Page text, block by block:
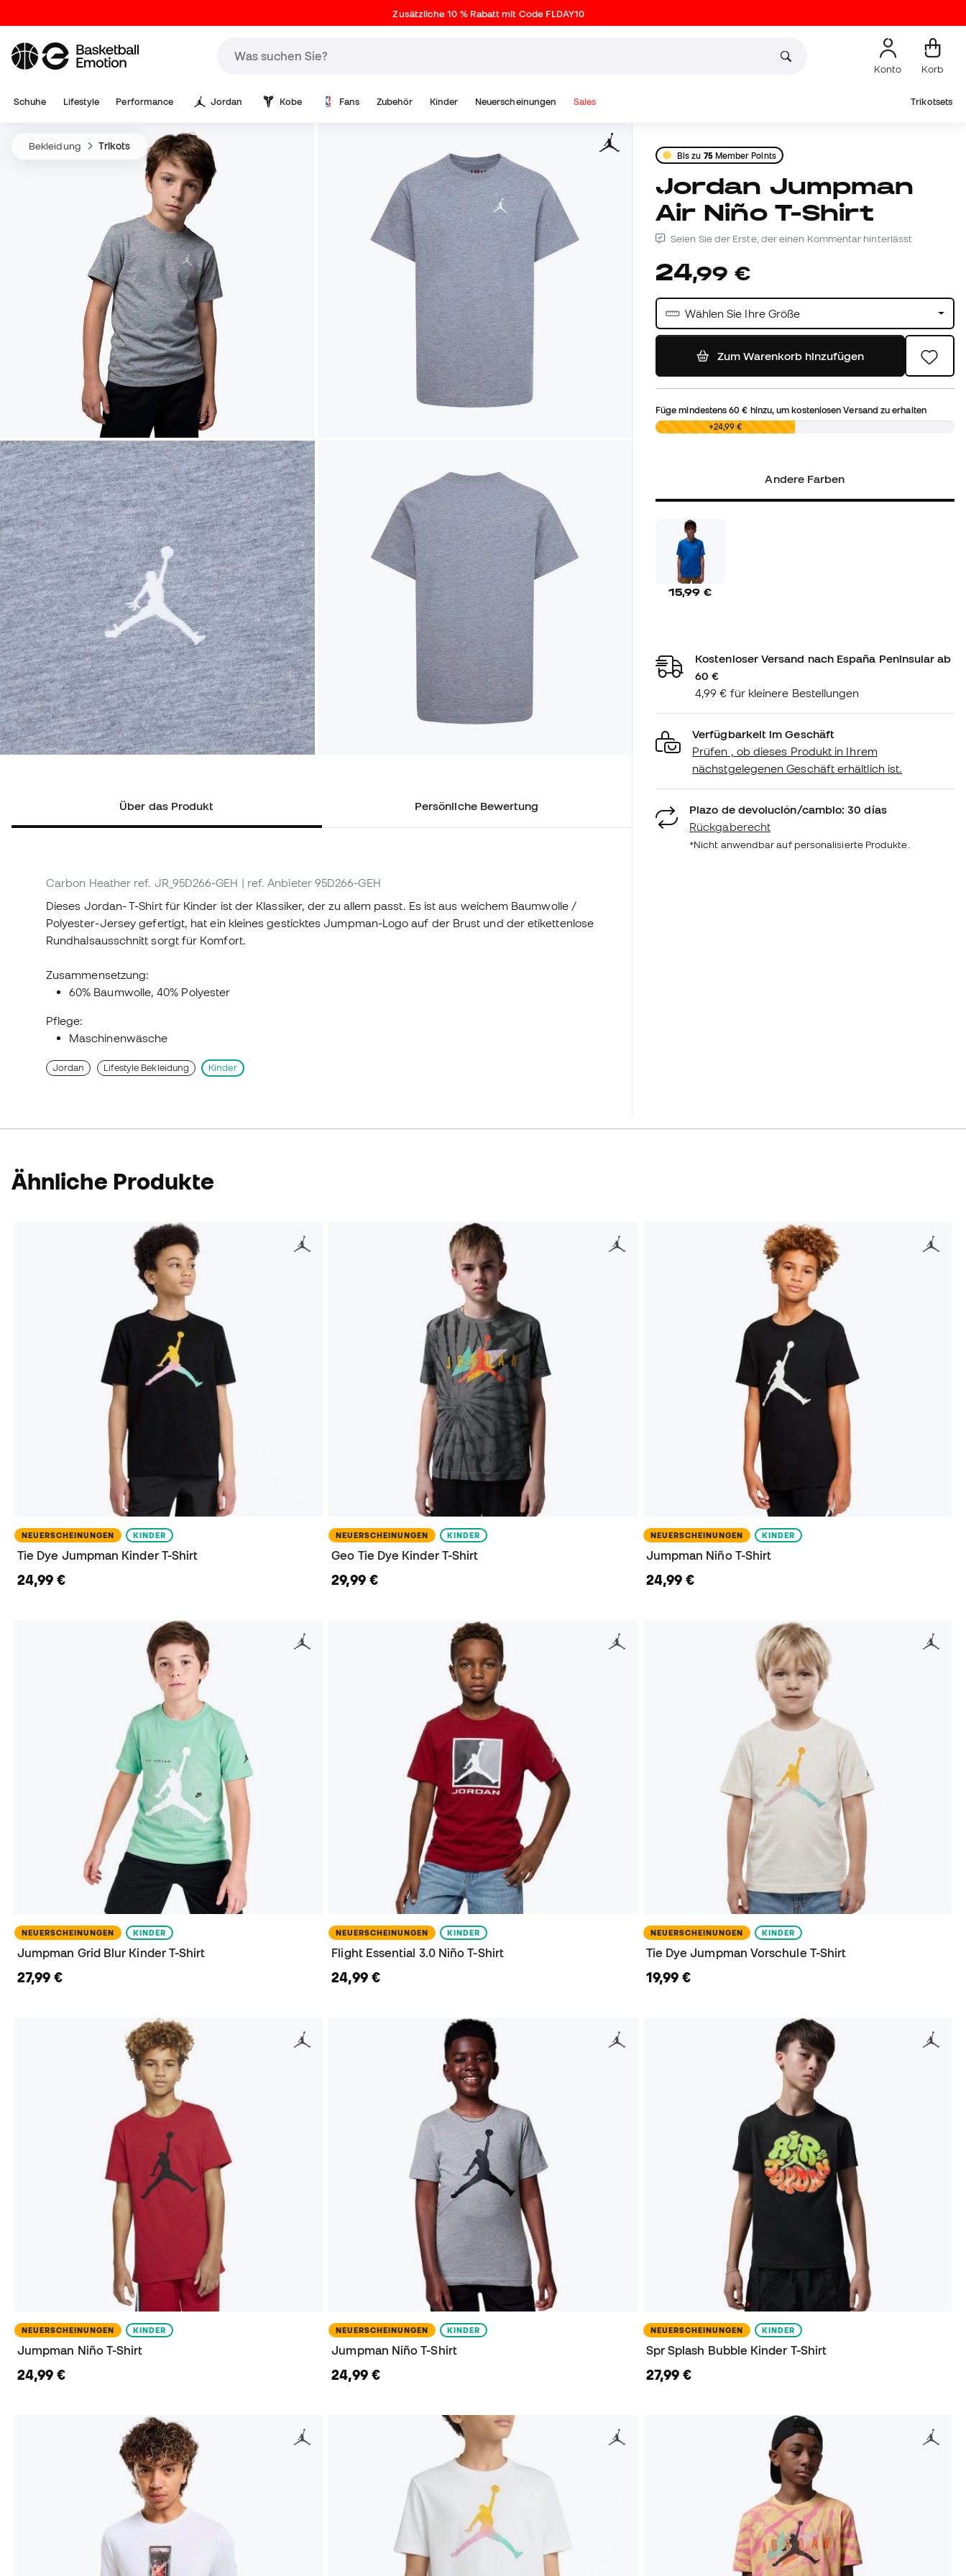
Zusätzliche 10 % Rabatt mit Code FLDAY10
Konto Korb
Schuhe Lifestyle Performance Jordan Kobe Fans Zubehör Kinder Neuerscheinungen Sales Trikotsets
Bekleidung Trikots
Über das Produkt Persönliche Bewertung
Carbon Heather ref. JR_95D266-GEH | ref. Anbieter 95D266-GEH
Dieses Jordan- T-Shirt für Kinder ist der Klassiker, der zu allem passt. Es ist aus weichem Baumwolle /
Polyester-Jersey gefertigt, hat ein kleines gesticktes Jumpman-Logo auf der Brust und der etikettenlose
Rundhalsausschnitt sorgt für Komfort.
Zusammensetzung:
60% Baumwolle, 40% Polyester
Pflege:
Maschinenwäsche
Jordan Lifestyle Bekleidung Kinder
Bis zu 75Member Points
Jordan Jumpman
Air Niño T-Shirt
Seien Sie der Erste, der einen Kommentar hinterlässt
24,99 €
Wählen Sie Ihre Größe
Zum Warenkorb hinzufügen
Füge mindestens60 € hinzu, um kostenlosen Versand zu erhalten
0,00 € +24,99 €
Andere Farben
15,99 €
Kostenloser Versand nach España Peninsular ab
60 €
4,99 € für kleinere Bestellungen
Verfügbarkeit im Geschäft
Prüfen , ob dieses Produkt in Ihrem
nächstgelegenen Geschäft erhältlich ist.
Plazo de devolución/cambio: 30 días
Rückgaberecht
*Nicht anwendbar auf personalisierte Produkte.
Ähnliche Produkte
NEUERSCHEINUNGEN KINDER
Tie Dye Jumpman Kinder T-Shirt
24,99 €
NEUERSCHEINUNGEN KINDER
Geo Tie Dye Kinder T-Shirt
29,99 €
NEUERSCHEINUNGEN KINDER
Jumpman Niño T-Shirt
24,99 €
NEUERSCHEINUNGEN KINDER
Jumpman Grid Blur Kinder T-Shirt
27,99 €
NEUERSCHEINUNGEN KINDER
Flight Essential 3.0 Niño T-Shirt
24,99 €
NEUERSCHEINUNGEN KINDER
Tie Dye Jumpman Vorschule T-Shirt
19,99 €
NEUERSCHEINUNGEN KINDER
Jumpman Niño T-Shirt
24,99 €
NEUERSCHEINUNGEN KINDER
Jumpman Niño T-Shirt
24,99 €
NEUERSCHEINUNGEN KINDER
Spr Splash Bubble Kinder T-Shirt
27,99 €